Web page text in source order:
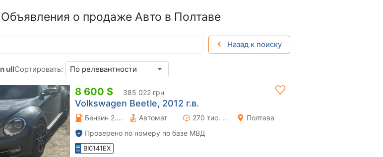
Объявления о продаже Авто в Полтаве
Назад к поиску
n ullСортировать:
8 600 $ 385 022 грн
Volkswagen Beetle, 2012 г.в.
Бензин 2.5 л. Автомат 270 тис. км
Полтава
Проверено по номеру по базе МВД
BI0141EX